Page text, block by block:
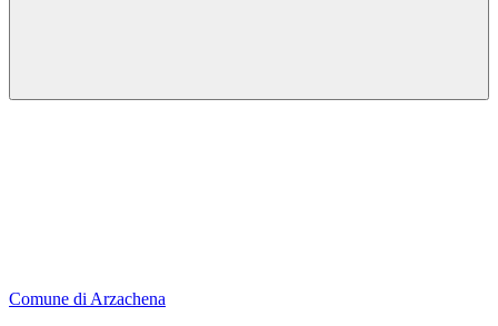
Comune di Arzachena